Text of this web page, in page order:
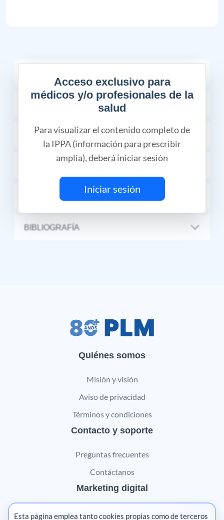
Acceso exclusivo para
médicos y/o profesionales de la
salud
Para visualizar el contenido completo de
la IPPA (información para prescribir
amplia), deberá iniciar sesión
Iniciar sesión
FARMACOCINÉTICA Y FARMACODINAMIA
REACCIONES ADVERSAS
PRECAUCIONES Y ADVERTENCIAS
INFORMACIÓN COMPLEMENTARIA
BIBLIOGRAFÍA
Quiénes somos
Misión y visión
Aviso de privacidad
Términos y condiciones
Contacto y soporte
Preguntas frecuentes
Contáctanos
Marketing digital
Pharma
Esta página emplea tanto cookies propias como de terceros